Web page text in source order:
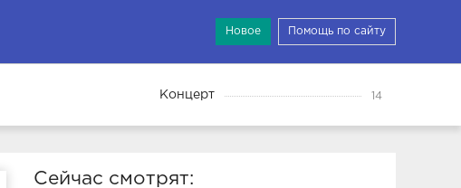
Новое Помощь по сайту
Концерт 14
Сейчас смотрят: